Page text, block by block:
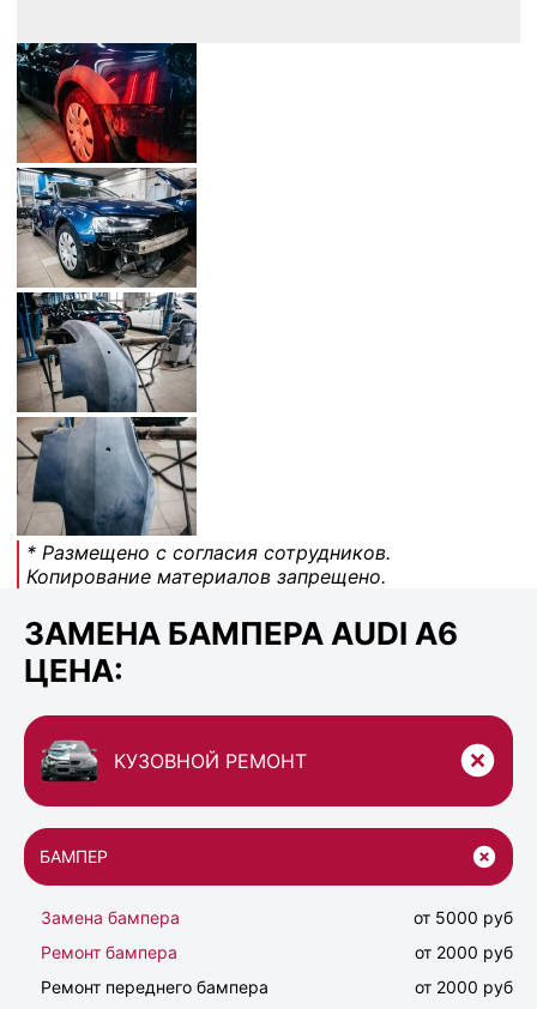
* Размещено с согласия сотрудников.
Копирование материалов запрещено.
ЗАМЕНА БАМПЕРА AUDI A6
ЦЕНА:
КУЗОВНОЙ РЕМОНТ
БАМПЕР
Замена бампера
от 5000 руб
Ремонт бампера
от 2000 руб
Ремонт переднего бампера
от 2000 руб